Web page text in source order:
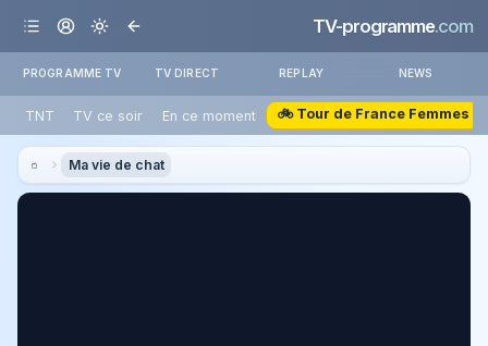
TV-programme.com
PROGRAMME TV TV DIRECT REPLAY NEWS
TNT TV ce soir En ce moment 🚲 Tour de France Femmes
Ma vie de chat